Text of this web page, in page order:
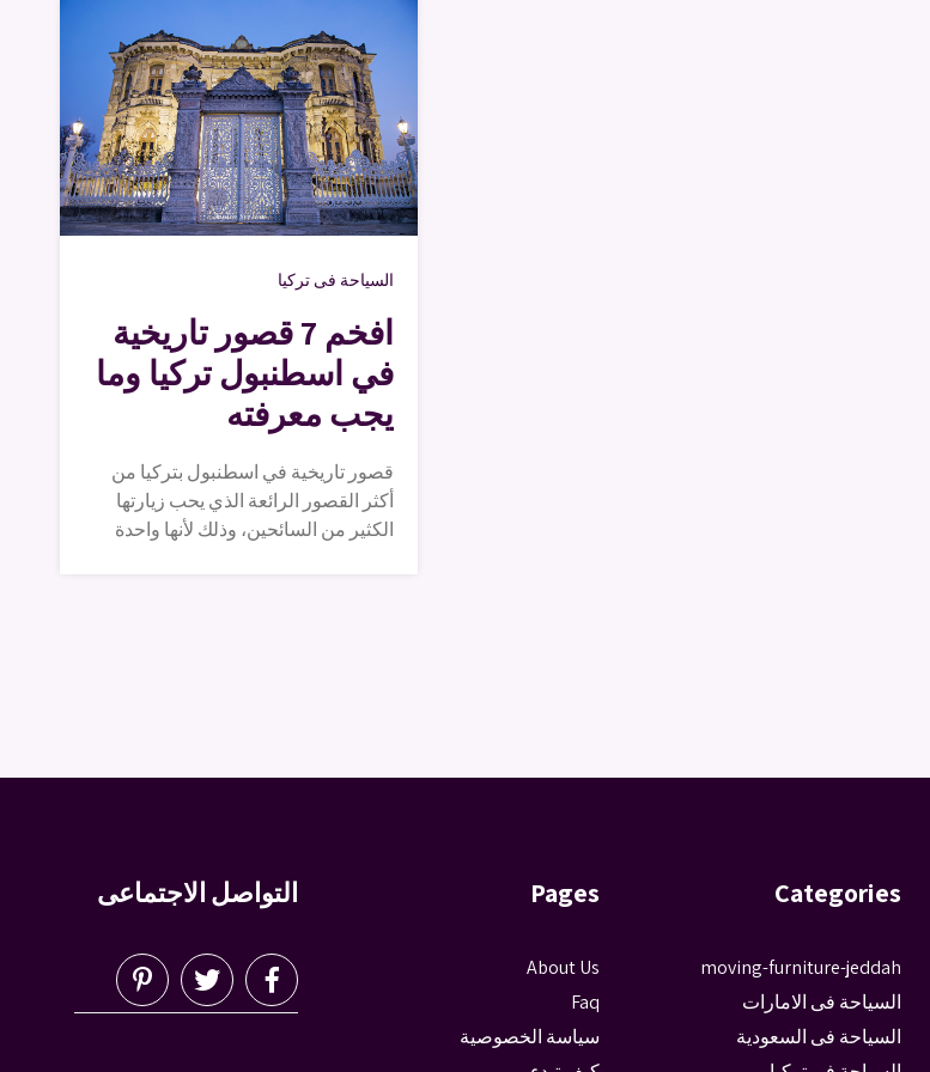
السياحة فى تركيا
افخم 7 قصور تاريخية
في اسطنبول تركيا وما
يجب معرفته
قصور تاريخية في اسطنبول بتركيا من
أكثر القصور الرائعة الذي يحب زيارتها
الكثير من السائحين، وذلك لأنها واحدة
Categories
moving-furniture-jeddah
السياحة فى الامارات
السياحة فى السعودية
Pages
About Us
Faq
سياسة الخصوصية
التواصل الاجتماعى